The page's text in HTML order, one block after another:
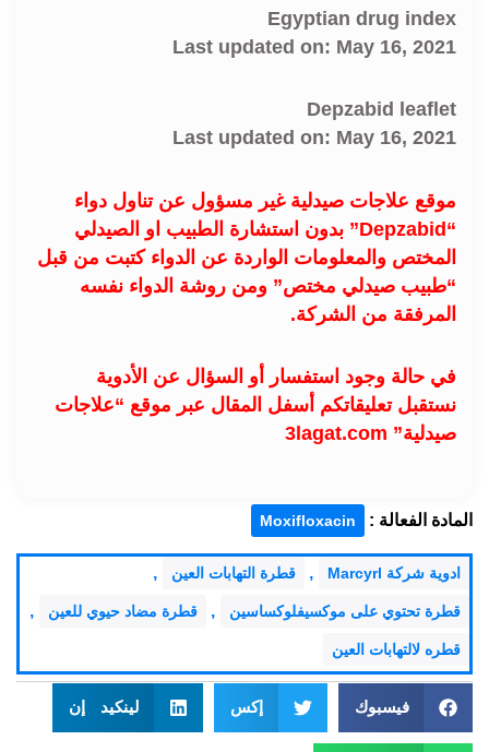
Egyptian drug index
Last updated on: May 16, 2021
Depzabid leaflet
Last updated on: May 16, 2021
موقع علاجات صيدلية غير مسؤول عن تناول دواء
“Depzabid” بدون استشارة الطبيب او الصيدلي
المختص والمعلومات الواردة عن الدواء كتبت من قبل
“طبيب صيدلي مختص” ومن روشة الدواء نفسه
المرفقة من الشركة.
في حالة وجود استفسار أو السؤال عن الأدوية
نستقبل تعليقاتكم أسفل المقال عبر موقع “علاجات
صيدلية” 3lagat.com
المادة الفعالة : Moxifloxacin
ادوية شركة Marcyrl , قطرة التهابات العين ,
قطرة تحتوي على موكسيفلوكساسين , قطرة مضاد حيوي للعين ,
قطره لالتهابات العين
فيسبوك إكس لينكيد إن